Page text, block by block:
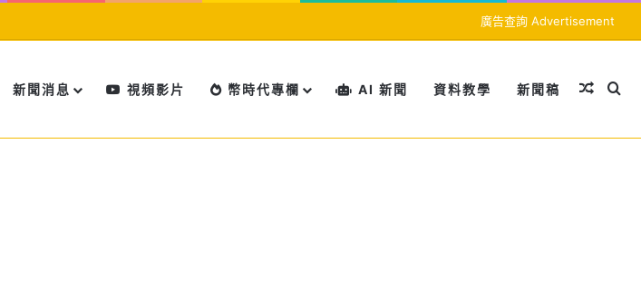
廣告查詢 Advertisement
新聞消息 視頻影片 幣時代專欄 AI 新聞 資料教學 新聞稿 隨機文
搜